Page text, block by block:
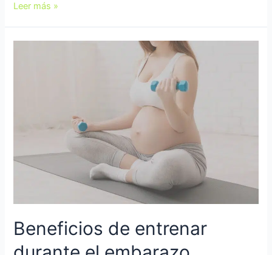
Leer más »
Beneficios de entrenar